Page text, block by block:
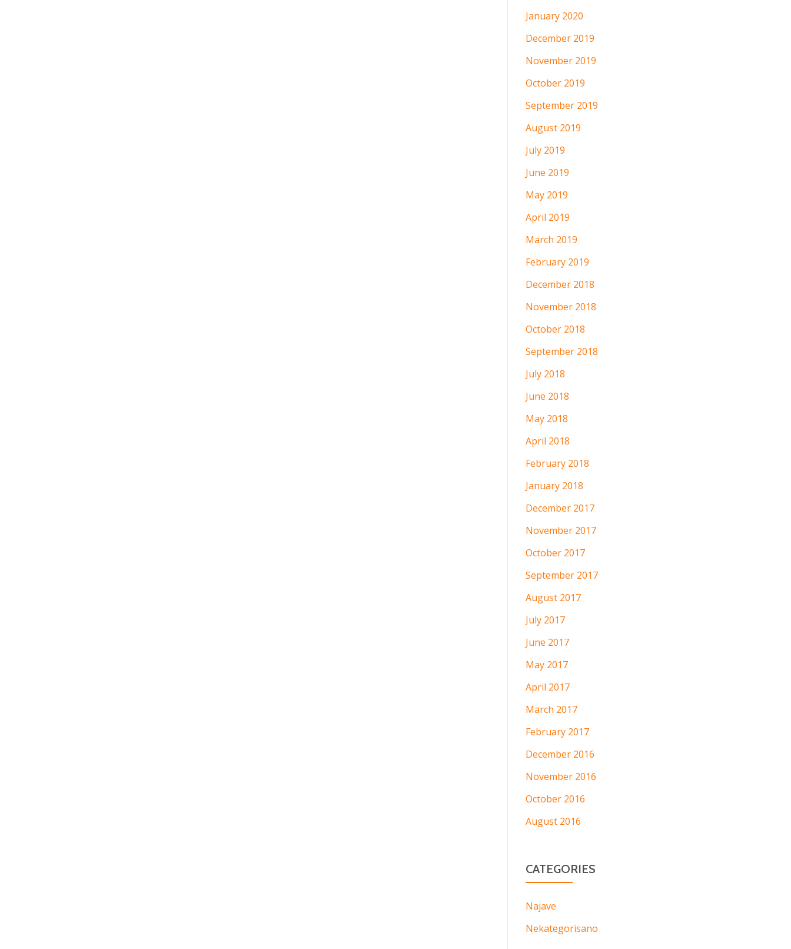
January 2020
December 2019
November 2019
October 2019
September 2019
August 2019
July 2019
June 2019
May 2019
April 2019
March 2019
February 2019
December 2018
November 2018
October 2018
September 2018
July 2018
June 2018
May 2018
April 2018
February 2018
January 2018
December 2017
November 2017
October 2017
September 2017
August 2017
July 2017
June 2017
May 2017
April 2017
March 2017
February 2017
December 2016
November 2016
October 2016
August 2016
CATEGORIES
Najave
Nekategorisano